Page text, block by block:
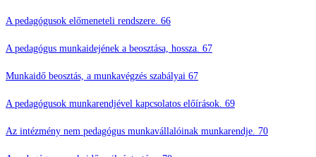
A pedagógusok előmeneteli rendszere. 66
A pedagógus munkaidejének a beosztása, hossza. 67
Munkaidő beosztás, a munkavégzés szabályai 67
A pedagógusok munkarendjével kapcsolatos előírások. 69
Az intézmény nem pedagógus munkavállalóinak munkarendje. 70